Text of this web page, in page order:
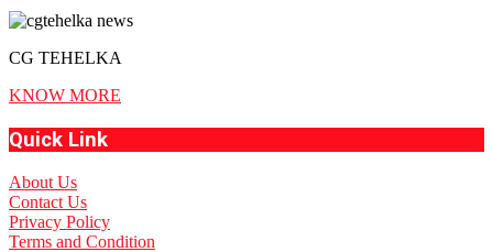
CG TEHELKA
KNOW MORE
Quick Link
About Us
Contact Us
Privacy Policy
Terms and Condition